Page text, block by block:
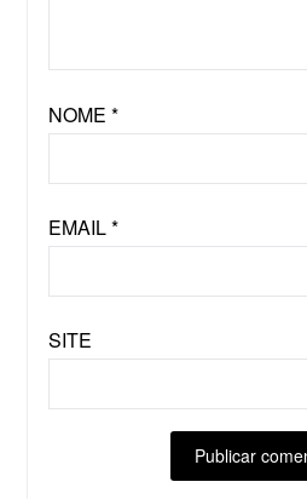
NOME *
EMAIL*
SITE